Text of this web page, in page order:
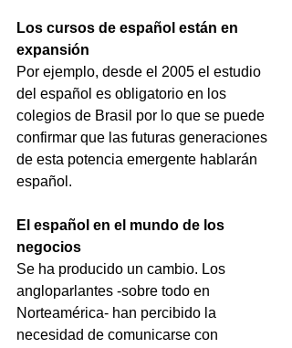
Los cursos de español están en
expansión
Por ejemplo, desde el 2005 el estudio
del español es obligatorio en los
colegios de Brasil por lo que se puede
confirmar que las futuras generaciones
de esta potencia emergente hablarán
español.
El español en el mundo de los
negocios
Se ha producido un cambio. Los
angloparlantes -sobre todo en
Norteamérica- han percibido la
necesidad de comunicarse con